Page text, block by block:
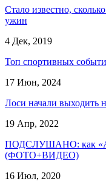
Стало известно,
ужин
4 Дек, 2019
Топ спортивных
17 Июн, 2024
Лоси начали выходить
19 Апр, 2022
ПОДСЛУШАНО: как
(ФОТО+ВИДЕО)
16 Июл, 2020